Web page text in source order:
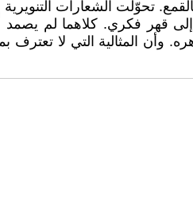
تحوّلت الشعارات
إلى قهر فكري. كلاهما لم يصمد
المثالية التي لا تعترف